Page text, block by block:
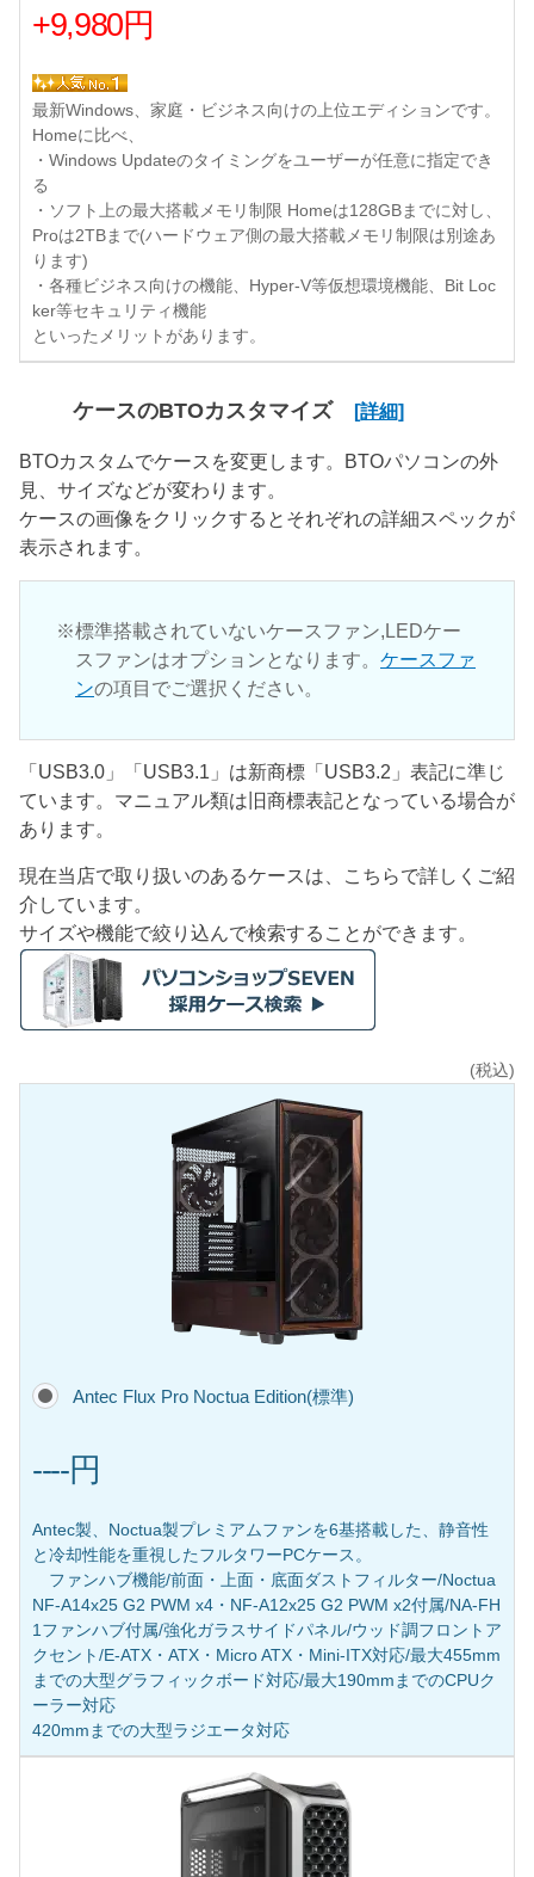
+9,980円
最新Windows、家庭・ビジネス向けの上位エディションです。
Homeに比べ、
・Windows Updateのタイミングをユーザーが任意に指定でき
る
・ソフト上の最大搭載メモリ制限 Homeは128GBまでに対し、
Proは2TBまで(ハードウェア側の最大搭載メモリ制限は別途あ
ります)
・各種ビジネス向けの機能、Hyper-V等仮想環境機能、Bit Loc
ker等セキュリティ機能
といったメリットがあります。
ケースのBTOカスタマイズ [詳細]
BTOカスタムでケースを変更します。BTOパソコンの外
見、サイズなどが変わります。
ケースの画像をクリックするとそれぞれの詳細スペックが
表示されます。
標準搭載されていないケースファン,LEDケー
スファンはオプションとなります。 ケースファ
ンの項目でご選択ください。
「USB3.0」「USB3.1」は新商標「USB3.2」表記に準じ
ています。マニュアル類は旧商標表記となっている場合が
あります。
現在当店で取り扱いのあるケースは、こちらで詳しくご紹
介しています。
サイズや機能で絞り込んで検索することができます。
(税込)
Antec Flux Pro Noctua Edition(標準)
----円
Antec製、Noctua製プレミアムファンを6基搭載した、静音性
と冷却性能を重視したフルタワーPCケース。
ファンハブ機能/前面・上面・底面ダストフィルター/Noctua
NF-A14x25 G2 PWM x4・NF-A12x25 G2 PWM x2付属/NA-FH
1ファンハブ付属/強化ガラスサイドパネル/ウッド調フロントア
クセント/E-ATX・ATX・Micro ATX・Mini-ITX対応/最大455mm
までの大型グラフィックボード対応/最大190mmまでのCPUク
ーラー対応
420mmまでの大型ラジエータ対応